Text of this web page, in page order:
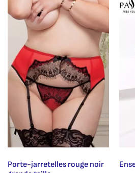
Porte-jarretelles rouge noir